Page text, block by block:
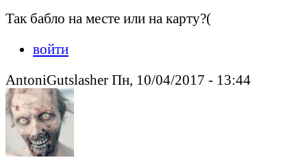
Так бабло на месте или на карту?(
войти
AntoniGutslasher Пн, 10/04/2017 - 13:44